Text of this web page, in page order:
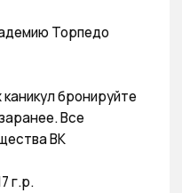
Торпедо
бронируйте
Все
ВК
г.р.